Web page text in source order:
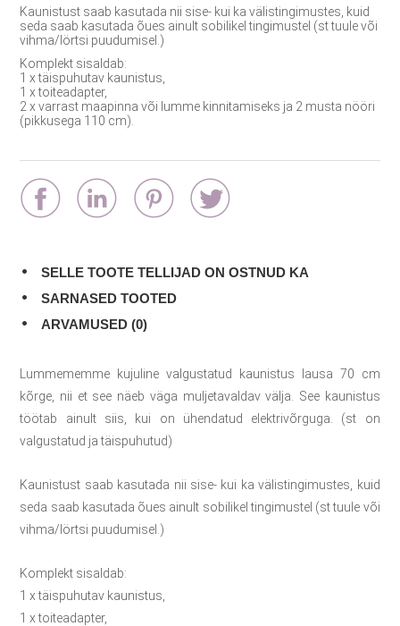
Kaunistust saab kasutada nii sise- kui ka välistingimustes, kuid
seda saab kasutada õues ainult sobilikel tingimustel (st tuule või
vihma/lörtsi puudumisel.)
Komplekt sisaldab:
1 x täispuhutav kaunistus,
1 x toiteadapter,
2 x varrast maapinna või lumme kinnitamiseks ja 2 musta nööri
(pikkusega 110 cm).
SELLE TOOTE TELLIJAD ON OSTNUD KA
SARNASED TOOTED
ARVAMUSED (0)
Lummememme kujuline valgustatud kaunistus lausa 70 cm
kõrge, nii et see näeb väga muljetavaldav välja. See kaunistus
töötab ainult siis, kui on ühendatud elektrivõrguga. (st on
valgustatud ja täispuhutud)
Kaunistust saab kasutada nii sise- kui ka välistingimustes, kuid
seda saab kasutada õues ainult sobilikel tingimustel (st tuule või
vihma/lörtsi puudumisel.)
Komplekt sisaldab:
1 x täispuhutav kaunistus,
1 x toiteadapter,